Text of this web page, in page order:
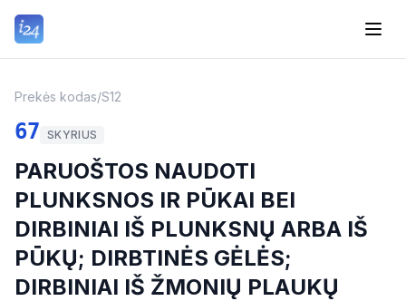
Prekės kodas/S12
67 SKYRIUS
PARUOŠTOS NAUDOTI
PLUNKSNOS IR PŪKAI BEI
DIRBINIAI IŠ PLUNKSNŲ ARBA IŠ
PŪKŲ; DIRBTINĖS GĖLĖS;
DIRBINIAI IŠ ŽMONIŲ PLAUKŲ